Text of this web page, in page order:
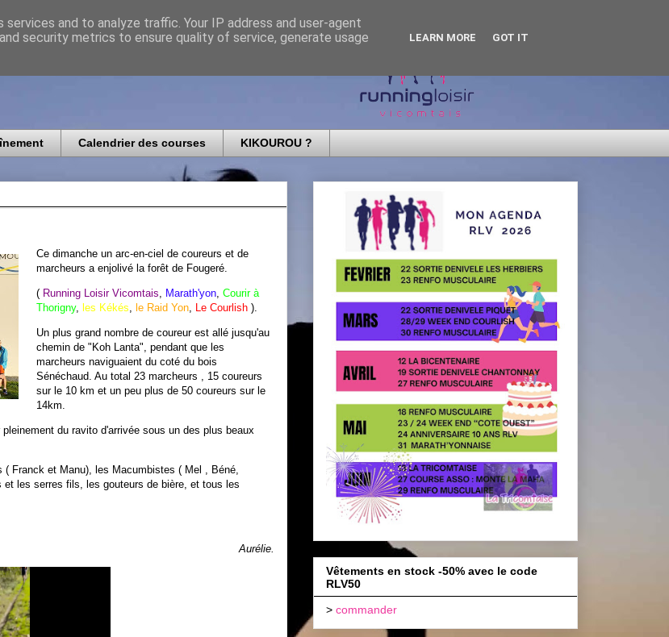
Calendrier des courses KIKOUROU ?
Ce dimanche un arc-en-ciel de coureurs et de
marcheurs a enjolivé la forêt de Fougeré.
( Running Loisir Vicomtais Marath'yon Courir à
Thorigny, les Kékés le Raid Yon Le Courlish ).
Un plus grand nombre de coureur est allé jusqu'au
chemin de "Koh Lanta", pendant que les
marcheurs naviguaient du coté du bois
Sénéchaud. Au total 23 marcheurs , 15 coureurs
sur le 10 km et un peu plus de 50 coureurs sur le
14km.
du ravito d'arrivée sous un des plus beaux
Franck et Manu), les Macumbistes ( Mel , Béné,
et les serres fils, les gouteurs de bière, et tous les
Aurélie.
Vêtements en stock -50% avec le code
RLV50
> commander
and to analyze traffic. Your IP address and user-agent
security metrics to ensure quality of service, generate usage
LEARN MORE GOT IT